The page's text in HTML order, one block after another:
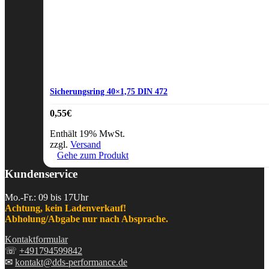
Sicherungsring 40×1,75 DIN 472
0,55€
Enthält 19% MwSt.
zzgl. Versand
Gehe zum Produkt
Kundenservice
Mo.-Fr.: 09 bis 17Uhr
Achtung, kein Ladenverkauf!
Abholung/Abgabe nur nach Absprache.
Kontaktformular
☏ +491794599842
✉ kontakt@dds-performance.de